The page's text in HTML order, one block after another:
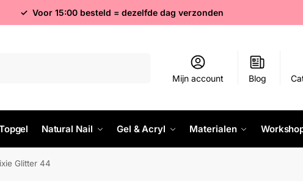
✓ Voor 15:00 besteld = dezelfde dag verzonden
Mijn account Blog
Natural Nail Gel & Acryl Materialen
Glitter 44